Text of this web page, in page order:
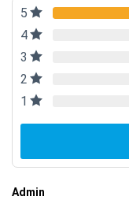
5
4
3
2
1
Admin